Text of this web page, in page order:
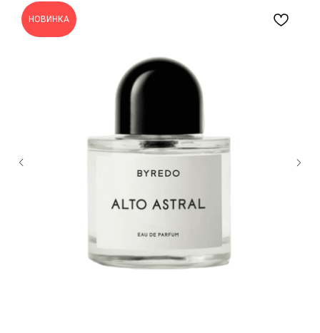
НОВИНКА